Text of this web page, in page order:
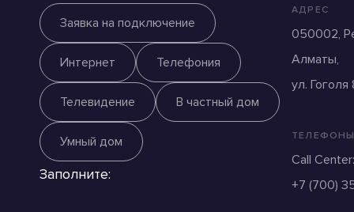
Заявка на подключение
Интернет Телефония
Телевидение В частный дом
Умный дом
Заполните:
АДРЕС
050002,
Алматы,
ул.
Call
+7 (700)